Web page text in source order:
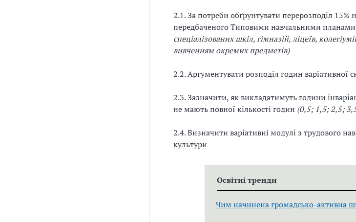
2.1. За потреби обґрунтувати перерозподіл
передбаченого Типовими навчальними планами
спеціалізованих шкіл, гімназій, ліцеїв,
вивченням окремих предметів)
2.2. Аргументувати розподіл годин варіативної
2.3. Зазначити, як викладатимуть години
не мають повної кількості годин (0,5; 1,5; 2,5;
2.4. Визначити варіативні модулі з трудового
культури
Освітні тренди
Чим начинена громадсько-активна